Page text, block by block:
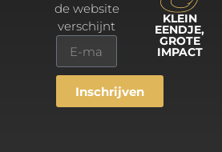
KLEIN
EENDJE,
GROTE
IMPACT
de website
verschijnt
Inschrijven